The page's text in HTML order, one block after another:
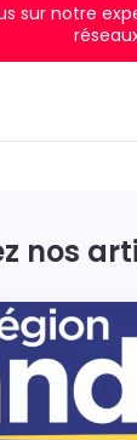
sur notre
nos